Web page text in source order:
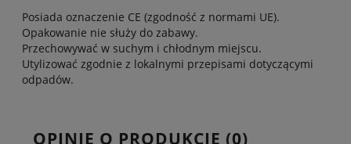
Posiada oznaczenie CE (zgodność z normami UE).
Opakowanie nie służy do zabawy.
Przechowywać w suchym i chłodnym miejscu.
Utylizować zgodnie z lokalnymi przepisami dotyczącymi
odpadów.
OPINIE O PRODUKCIE (0)